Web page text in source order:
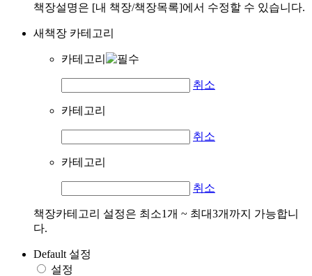
책장설명은 [내 책장/책장목록]에서 수정할 수 있습니다.
새책장 카테고리
카테고리
취소
카테고리
취소
카테고리
취소
책장카테고리 설정은 최소1개 ~ 최대3개까지 가능합니
다.
Default 설정
설정